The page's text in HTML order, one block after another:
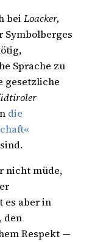
bei Loacker,
Symbolberges
Sprache zu
gesetzliche
die
nicht müde,
es aber in
, den
Respekt —